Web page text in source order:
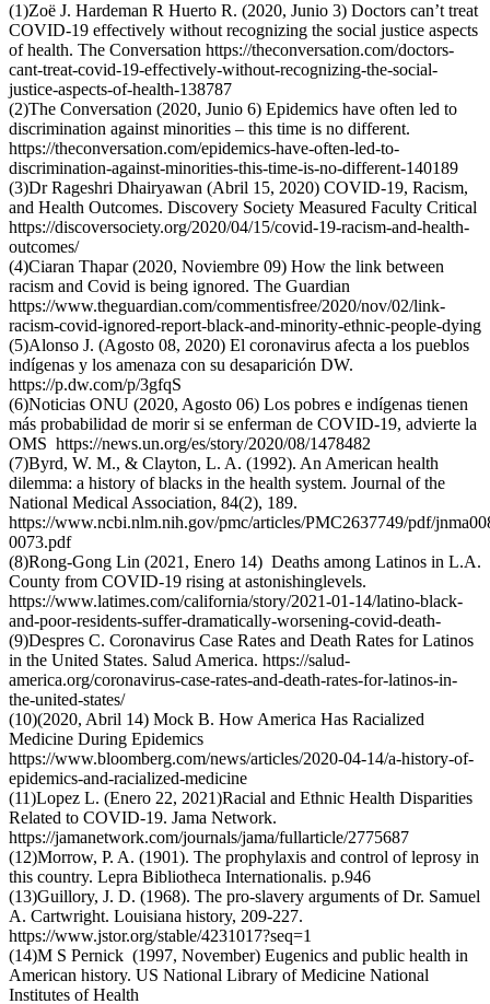
(1)Zoë J. Hardeman R Huerto R. (2020, Junio 3) Doctors can’t treat
COVID-19 effectively without recognizing the social justice aspects
of health. The Conversation https://theconversation.com/doctors-
cant-treat-covid-19-effectively-without-recognizing-the-social-
justice-aspects-of-health-138787
(2)The Conversation (2020, Junio 6) Epidemics have often led to
discrimination against minorities – this time is no different.
https://theconversation.com/epidemics-have-often-led-to-
discrimination-against-minorities-this-time-is-no-different-140189
(3)Dr Rageshri Dhairyawan (Abril 15, 2020) COVID-19, Racism,
and Health Outcomes. Discovery Society Measured Faculty Critical
https://discoversociety.org/2020/04/15/covid-19-racism-and-health-
outcomes/
(4)Ciaran Thapar (2020, Noviembre 09) How the link between
racism and Covid is being ignored. The Guardian
https://www.theguardian.com/commentisfree/2020/nov/02/link-
racism-covid-ignored-report-black-and-minority-ethnic-people-dying
(5)Alonso J. (Agosto 08, 2020) El coronavirus afecta a los pueblos
indígenas y los amenaza con su desaparición DW.
https://p.dw.com/p/3gfqS
(6)Noticias ONU (2020, Agosto 06) Los pobres e indígenas tienen
más probabilidad de morir si se enferman de COVID-19, advierte la
OMS https://news.un.org/es/story/2020/08/1478482
(7)Byrd, W. M., & Clayton, L. A. (1992). An American health
dilemma: a history of blacks in the health system. Journal of the
National Medical Association, 84(2), 189.
https://www.ncbi.nlm.nih.gov/pmc/articles/PMC2637749/pdf/
0073.pdf
(8)Rong-Gong Lin (2021, Enero 14) Deaths among Latinos in L.A.
County from COVID-19 rising at astonishinglevels.
https://www.latimes.com/california/story/2021-01-14/latino-black-
and-poor-residents-suffer-dramatically-worsening-covid-death-
(9)Despres C. Coronavirus Case Rates and Death Rates for Latinos
in the United States. Salud America. https://salud-
america.org/coronavirus-case-rates-and-death-rates-for-latinos-in-
the-united-states/
(10)(2020, Abril 14) Mock B. How America Has Racialized
Medicine During Epidemics
https://www.bloomberg.com/news/articles/2020-04-14/a-history-of-
epidemics-and-racialized-medicine
(11)Lopez L. (Enero 22, 2021)Racial and Ethnic Health Disparities
Related to COVID-19. Jama Network.
https://jamanetwork.com/journals/jama/fullarticle/2775687
(12)Morrow, P. A. (1901). The prophylaxis and control of leprosy in
this country. Lepra Bibliotheca Internationalis. p.946
(13)Guillory, J. D. (1968). The pro-slavery arguments of Dr. Samuel
A. Cartwright. Louisiana history, 209-227.
https://www.jstor.org/stable/4231017?seq=1
(14)M S Pernick (1997, November) Eugenics and public health in
American history. US National Library of Medicine National
Institutes of Health